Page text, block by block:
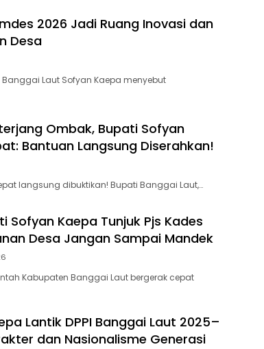
2026 Jadi Ruang Inovasi dan
Desa
Banggai Laut Sofyan Kaepa menyebut
Ombak, Bupati Sofyan
Bantuan Langsung Diserahkan!
cepat langsung dibuktikan! Bupati Banggai Laut,…
Sofyan Kaepa Tunjuk Pjs Kades
Desa Jangan Sampai Mandek
Kabupaten Banggai Laut bergerak cepat
Lantik DPPI Banggai Laut 2025–
dan Nasionalisme Generasi